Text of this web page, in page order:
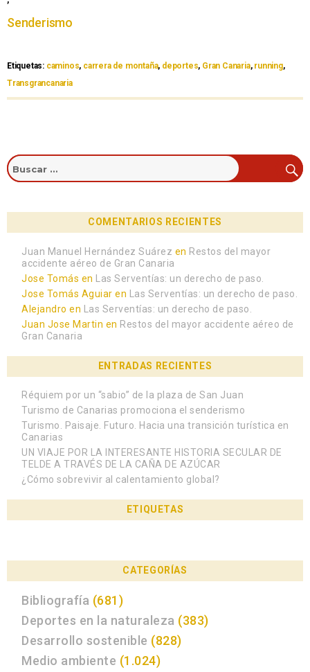
Senderismo
Etiquetas: caminos, carrera de montaña, deportes, Gran Canaria, running,
Transgrancanaria
COMENTARIOS RECIENTES
Juan Manuel Hernández Suárez en Restos del mayor
accidente aéreo de Gran Canaria
Jose Tomás en
Las Serventías: un derecho de paso.
Jose Tomás Aguiar en
Las Serventías: un derecho de paso.
Alejandro en
Las Serventías: un derecho de paso.
Juan Jose Martin en Restos del mayor accidente aéreo de
Gran Canaria
ENTRADAS RECIENTES
Réquiem por un “sabio” de la plaza de San Juan
Turismo de Canarias promociona el senderismo
Turismo. Paisaje. Futuro. Hacia una transición turística en
Canarias
UN VIAJE POR LA INTERESANTE HISTORIA SECULAR DE
TELDE A TRAVÉS DE LA CAÑA DE AZÚCAR
¿Cómo sobrevivir al calentamiento global?
ETIQUETAS
CATEGORÍAS
Bibliografía (681)
Deportes en la naturaleza (383)
Desarrollo sostenible (828)
Medio ambiente (1.024)